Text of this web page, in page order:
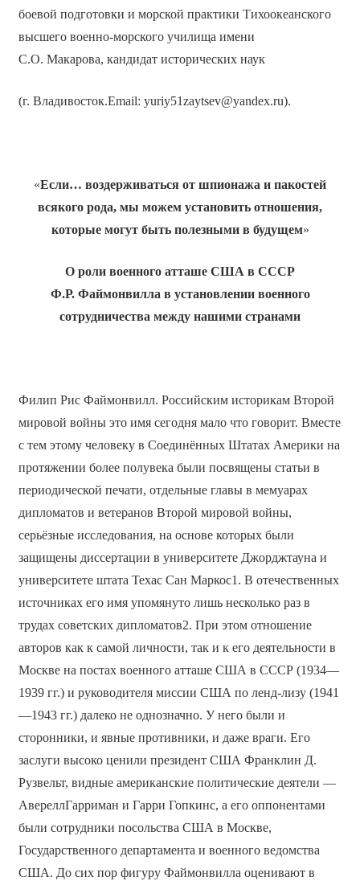
боевой подготовки и морской практики Тихоокеанского
высшего военно-морского училища имени
С.О. Макарова, кандидат исторических наук
(г. Владивосток.Email: yuriy51zaytsev@yandex.ru).
«Если… воздерживаться от шпионажа и пакостей
всякого рода, мы можем установить отношения,
которые могут быть полезными в будущем»
О роли военного атташе США в СССР
Ф.Р. Файмонвилла в установлении военного
сотрудничества между нашими странами
Филип Рис Файмонвилл. Российским историкам Второй
мировой войны это имя сегодня мало что говорит. Вместе
с тем этому человеку в Соединённых Штатах Америки на
протяжении более полувека были посвящены статьи в
периодической печати, отдельные главы в мемуарах
дипломатов и ветеранов Второй мировой войны,
серьёзные исследования, на основе которых были
защищены диссертации в университете Джорджтауна и
университете штата Техас Сан Маркос1. В отечественных
источниках его имя упомянуто лишь несколько раз в
трудах советских дипломатов2. При этом отношение
авторов как к самой личности, так и к его деятельности в
Москве на постах военного атташе США в СССР (1934—
1939 гг.) и руководителя миссии США по ленд-лизу (1941
—1943 гг.) далеко не однозначно. У него были и
сторонники, и явные противники, и даже враги. Его
заслуги высоко ценили президент США Франклин Д.
Рузвельт, видные американские политические деятели —
АвереллГарриман и Гарри Гопкинс, а его оппонентами
были сотрудники посольства США в Москве,
Государственного департамента и военного ведомства
США. До сих пор фигуру Файмонвилла оценивают в